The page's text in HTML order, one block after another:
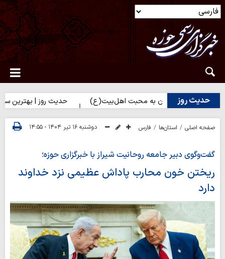
حدیث روز
نزدیک شدن به محبت اهل‌بیت(ع) حدیث روز | بهترین سرمایه انسان
صفحه اصلی استان‌ها فارس دوشنبه ۱۶ تیر ۱۴۰۴ - ۱۴:۵۵
گفت‌وگوی دبیر جامعه روحانیت شیراز با خبرگزاری حوزه؛
ریختن خون محارب پاداش عظیمی نزد خداوند
دارد